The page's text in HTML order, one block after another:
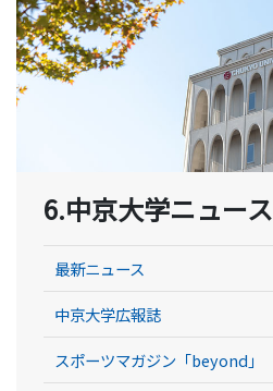
6.中京大学ニュース
最新ニュース
中京大学広報誌
スポーツマガジン「beyond」